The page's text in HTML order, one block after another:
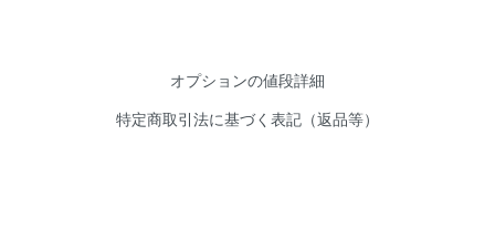
オプションの値段詳細
特定商取引法に基づく表記（返品等）